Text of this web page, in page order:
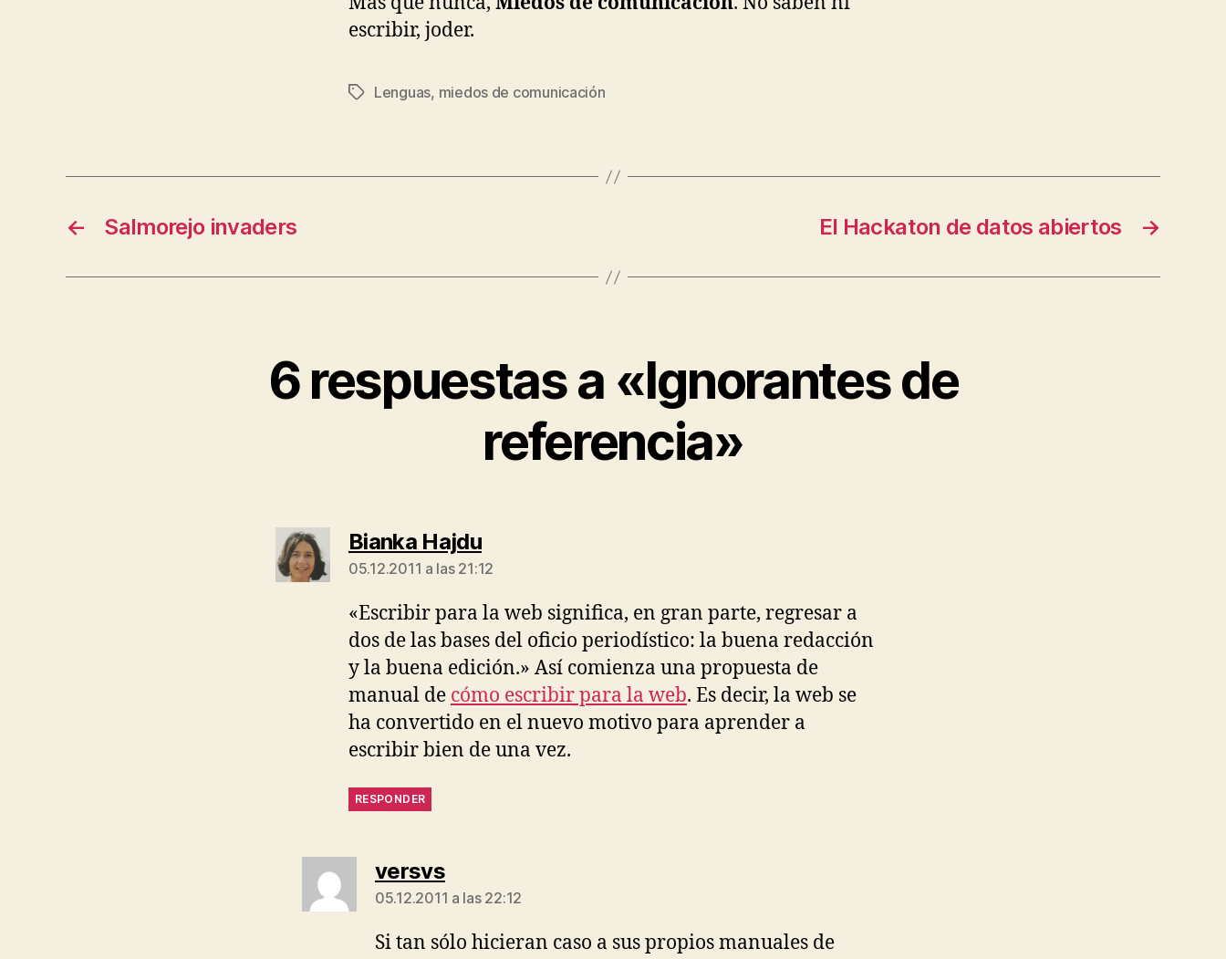
escribir, joder.
Etiquetas
Lenguas, miedos de comunicación
← Salmorejo invaders →
El Hackaton de datos abiertos
6 respuestas a «Ignorantes de
referencia»
Bianka Hajdudice:
05.12.2011 a las 21:12
«Escribir para la web significa, en gran parte, regresar a
dos de las bases del oficio periodístico: la buena redacción
y la buena edición.» Así comienza una propuesta de
manual de cómo escribir para la web. Es decir, la web se
ha convertido en el nuevo motivo para aprender a
escribir bien de una vez.
RESPONDER
versvsdice:
05.12.2011 a las 22:12
Si tan sólo hicieran caso a sus propios manuales de